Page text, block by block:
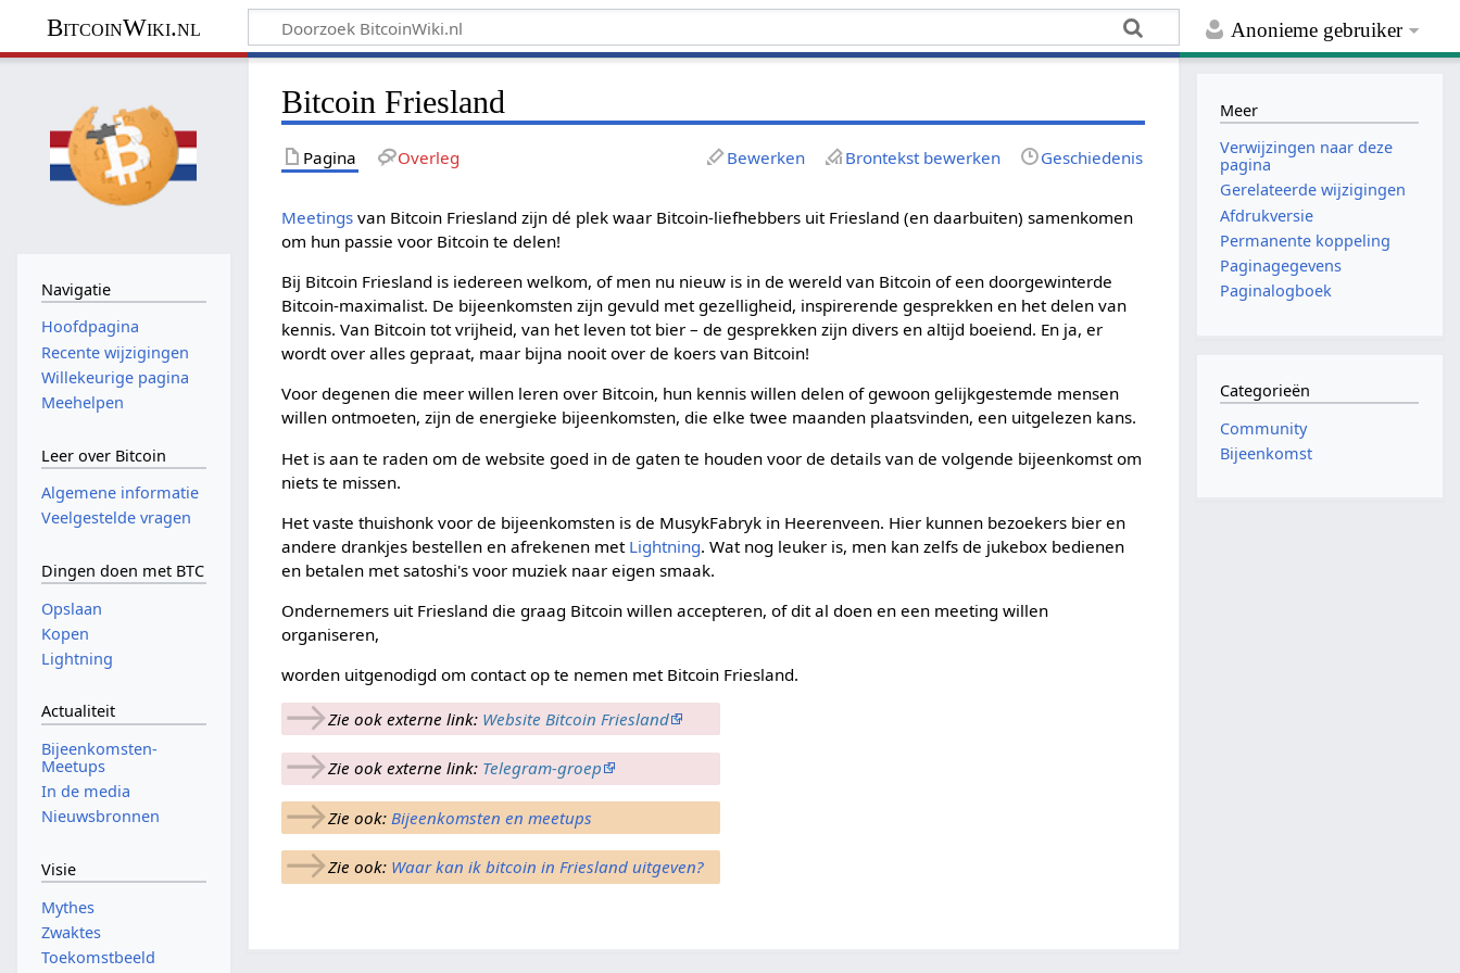
Anonieme gebruiker
BitcoinWiki.nl
Bitcoin Friesland
Pagina Overleg Bewerken Brontekst bewerken Geschiedenis
Meetings van Bitcoin Friesland zijn dé plek waar Bitcoin-liefhebbers uit Friesland (en daarbuiten) samenkomen
om hun passie voor Bitcoin te delen!
Bij Bitcoin Friesland is iedereen welkom, of men nu nieuw is in de wereld van Bitcoin of een doorgewinterde
Bitcoin-maximalist. De bijeenkomsten zijn gevuld met gezelligheid, inspirerende gesprekken en het delen van
kennis. Van Bitcoin tot vrijheid, van het leven tot bier – de gesprekken zijn divers en altijd boeiend. En ja, er
wordt over alles gepraat, maar bijna nooit over de koers van Bitcoin!
Voor degenen die meer willen leren over Bitcoin, hun kennis willen delen of gewoon gelijkgestemde mensen
willen ontmoeten, zijn de energieke bijeenkomsten, die elke twee maanden plaatsvinden, een uitgelezen kans.
Het is aan te raden om de website goed in de gaten te houden voor de details van de volgende bijeenkomst om
niets te missen.
Het vaste thuishonk voor de bijeenkomsten is de MusykFabryk in Heerenveen. Hier kunnen bezoekers bier en
andere drankjes bestellen en afrekenen met Lightning. Wat nog leuker is, men kan zelfs de jukebox bedienen
en betalen met satoshi's voor muziek naar eigen smaak.
Ondernemers uit Friesland die graag Bitcoin willen accepteren, of dit al doen en een meeting willen
organiseren,
worden uitgenodigd om contact op te nemen met Bitcoin Friesland.
→Zie ook externe link: Website Bitcoin Friesland
→Zie ook externe link: Telegram-groep
→Zie ook: Bijeenkomsten en meetups
→Zie ook: Waar kan ik bitcoin in Friesland uitgeven?
Navigatie
Hoofdpagina
Recente wijzigingen
Willekeurige pagina
Meehelpen
Leer over Bitcoin
Algemene informatie
Veelgestelde vragen
Dingen doen met BTC
Opslaan
Kopen
Lightning
Actualiteit
Bijeenkomsten-
Meetups
In de media
Nieuwsbronnen
Visie
Mythes
Zwaktes
Toekomstbeeld
Meer
Verwijzingen naar deze
pagina
Gerelateerde wijzigingen
Afdrukversie
Permanente koppeling
Paginagegevens
Paginalogboek
Categorieën
Community
Bijeenkomst